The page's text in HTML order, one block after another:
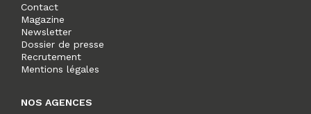
Contact
Magazine
Newsletter
Dossier de presse
Recrutement
Mentions légales
NOS AGENCES